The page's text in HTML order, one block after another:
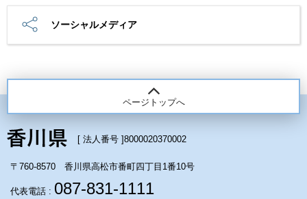
ソーシャルメディア
ページトップへ
[ 法人番号 ]8000020370002
〒760-8570 香川県高松市番町四丁目1番10号
代表電話 : 087-831-1111